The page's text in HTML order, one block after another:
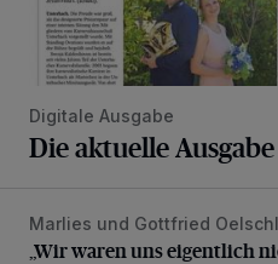
Digitale Ausgabe
Die aktuelle
„Wir waren uns eigentlich nie
Marlies und Gottfried
„Wir waren uns eigentlich